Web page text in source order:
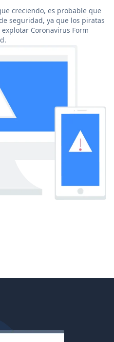
creciendo, es probable que
seguridad, ya que los piratas
Coronavirus Form